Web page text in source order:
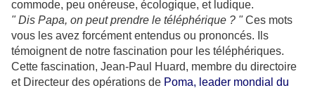
commode, peu onéreuse, écologique, et ludique.
" Dis Papa, on peut prendre le téléphérique ? "Ces mots
vous les avez forcément entendus ou prononcés. Ils
témoignent de notre fascination pour les téléphériques.
Cette fascination, Jean-Paul Huard, membre du directoire
et Directeur des opérations de Poma, leader mondial du